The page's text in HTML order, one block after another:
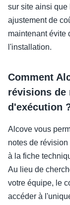
sur site ainsi que
ajustement de
maintenant évite
l'installation.
Comment
révisions de
d'exécution
Alcove vous
notes de
à la fiche
Au lieu de
votre équipe, le
accéder à